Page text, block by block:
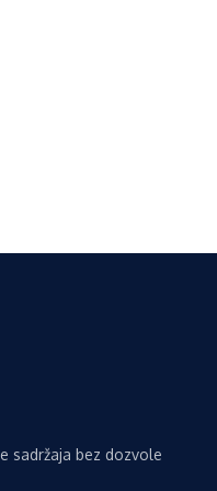
sadržaja bez dozvole